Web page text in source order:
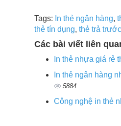
Tags: In thẻ ngân hàng,
thẻ tín dụng, thẻ trả trước
Các bài viết liên
In thẻ nhựa giá rẻ
In thẻ ngân hàng
5884
Công nghệ in thẻ